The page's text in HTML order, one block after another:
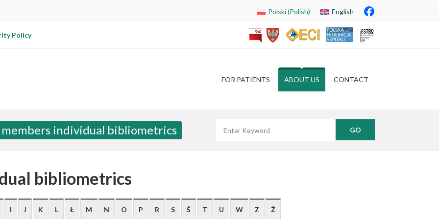
Polski(Polish) English
Policy
FOR PATIENTS ABOUT US CONTACT
individual bibliometrics
bibliometrics
I J K L Ł M N O P R S Ś T U W Z Ż